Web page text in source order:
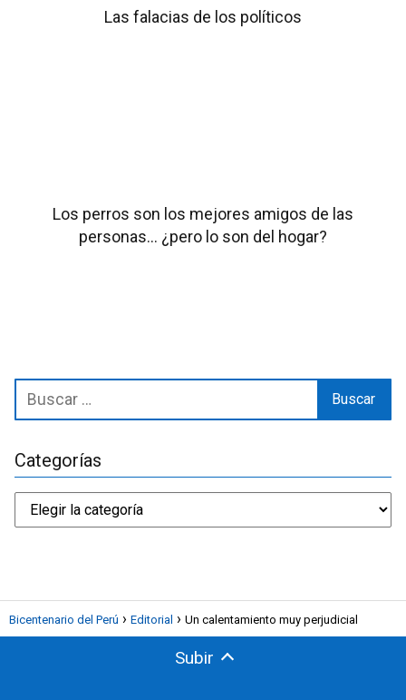
Las falacias de los políticos
Los perros son los mejores amigos de las
personas… ¿pero lo son del hogar?
Categorías
Bicentenario del Perú Editorial Un calentamiento muy perjudicial
Subir